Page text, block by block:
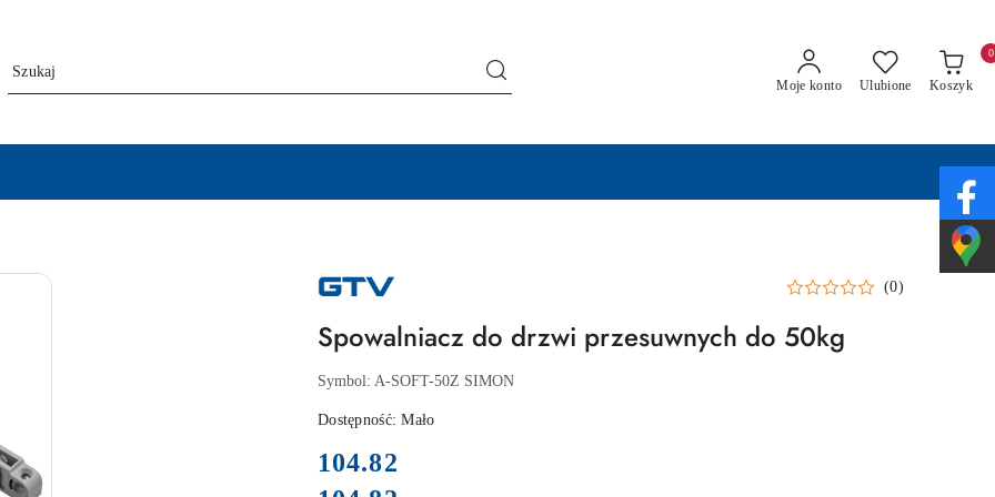
Moje konto Ulubione Koszyk
0
NAZWA
PRODUCENTA:
(0)
Spowalniacz do drzwi przesuwnych do 50kg
Symbol: A-SOFT-50Z SIMON
Dostępność:Mało
cena:
104.82